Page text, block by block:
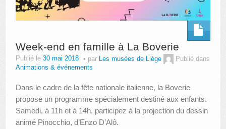
Week-end en famille à La Boverie
Publié le 30 mai 2018 par Les musées de Liège
Publié dans
Animations & événements
Dans le cadre de la fête nationale italienne, la Boverie
propose un programme spécialement destiné aux enfants.
Samedi, à 11h et à 14h, participez à la projection du dessin
animé Pinocchio, d’Enzo D’Alô.